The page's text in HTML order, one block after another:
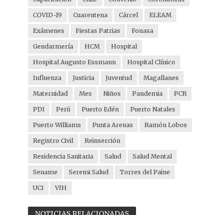
COVID-19 Cuarentena Cárcel ELEAM
Exámenes Fiestas Patrias Fonasa
Gendarmería HCM Hospital
Hospital Augusto Essmann Hospital Clínico
Influenza Justicia Juventud Magallanes
Maternidad Mes Niños Pandemia PCR
PDI Perú Puerto Edén Puerto Natales
Puerto Williams Punta Arenas Ramón Lobos
Registro Civil Reinserción
Residencia Sanitaria Salud Salud Mental
Sename Seremi Salud Torres del Paine
UCI VIH